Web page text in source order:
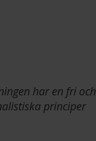
har en fri och
principer